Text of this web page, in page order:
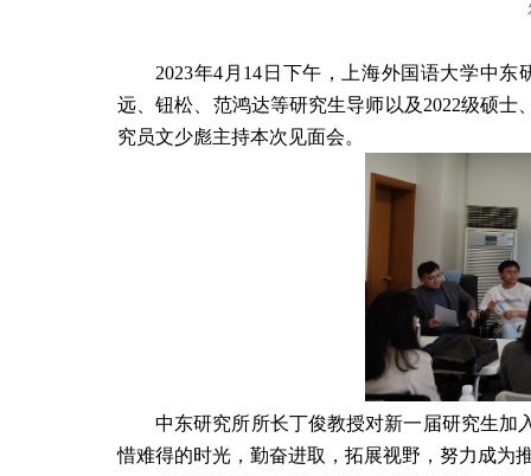
2023年4 月 14 日下午，上海外国语大学中东
远、钮松、范鸿达等研究生导师以及 2022级硕士
究员文少彪主持本次见面会。
中东研究所所长丁俊教授对新一届研究生加
惜难得的时光，勤奋进取，拓展视野，努力成为